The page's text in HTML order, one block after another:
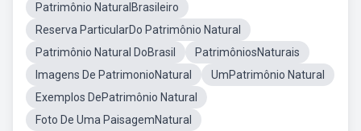
Patrimônio NaturalBrasileiro
Reserva ParticularDo Patrimônio Natural
Patrimônio Natural DoBrasil
PatrimôniosNaturais
Imagens De PatrimonioNatural
UmPatrimônio Natural
Exemplos DePatrimônio Natural
Foto De Uma PaisagemNatural